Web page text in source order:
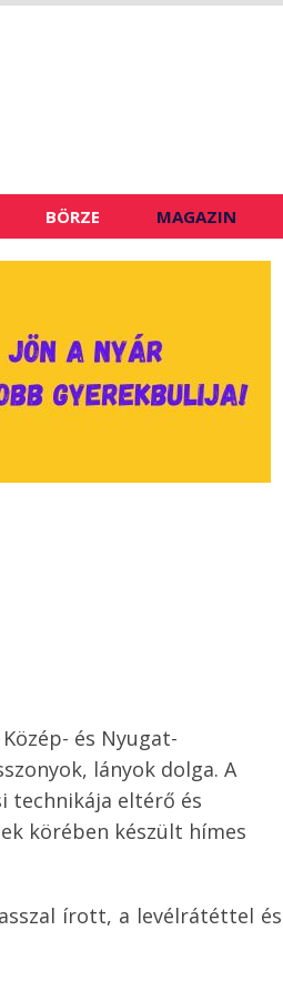
BÖRZE MAGAZIN
és Nyugat-
lányok dolga. A
technikája eltérő és
körében készült hímes
írott, a levélrátéttel és